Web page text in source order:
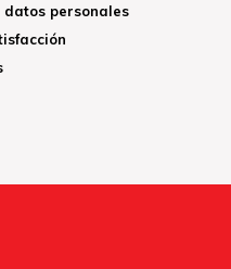
datos personales